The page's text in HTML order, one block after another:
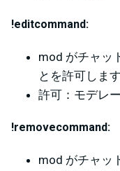
!editcommand:
mod がチャッ
とを許可します
許可：モデレ
!removecommand:
mod がチャッ